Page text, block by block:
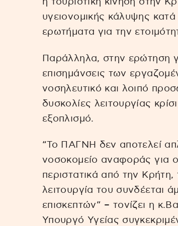
υγειονομικής κάλυψης
ερωτήματα για την
Παράλληλα, στην ερώτηση
επισημάνσεις των
νοσηλευτικό και λοιπό
δυσκολίες λειτουργίας
εξοπλισμό.
“Το ΠΑΓΝΗ δεν αποτελεί
νοσοκομείο αναφοράς για
περιστατικά από την
λειτουργία του συνδέεται
επισκεπτών” – τονίζει η
Υπουργό Υγείας